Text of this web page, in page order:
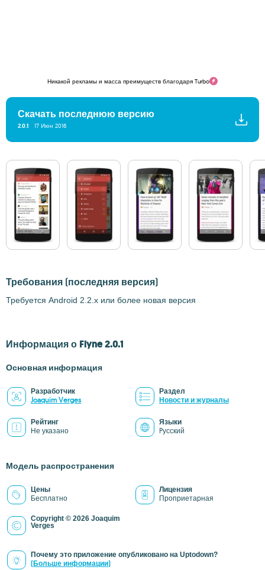
Никакой рекламы и масса преимуществ благодаря Turbo
Скачать последнюю версию
2.0.1 17 Июн 2016
Требования (последняя версия)
Требуется Android 2.2.x или более новая версия
Информация о Flyne 2.0.1
Основная информация
Разработчик
Joaquim Verges
Раздел
Новости и журналы
Рейтинг
Не указано
Языки
Pусский
Модель распространения
Цены
Бесплатно
Лицензия
Проприетарная
Copyright © 2026 Joaquim
Verges
Почему это приложение опубликовано на Uptodown?
(Больше информации)